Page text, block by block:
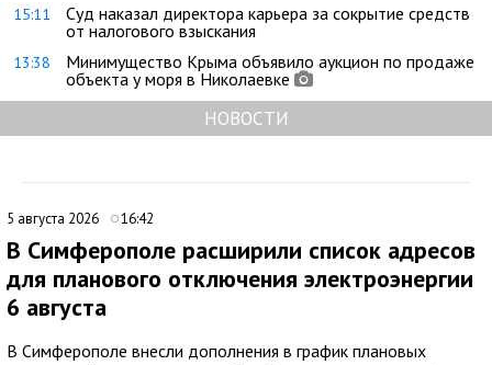
15:11
Суд наказал директора карьера за сокрытие средств
от налогового взыскания
13:38
Минимущество Крыма объявило аукцион по продаже
объекта у моря в Николаевке
НОВОСТИ
5 августа 2026 16:42
В Симферополе расширили список адресов
для планового отключения электроэнергии
6 августа
В Симферополе внесли дополнения в график плановых